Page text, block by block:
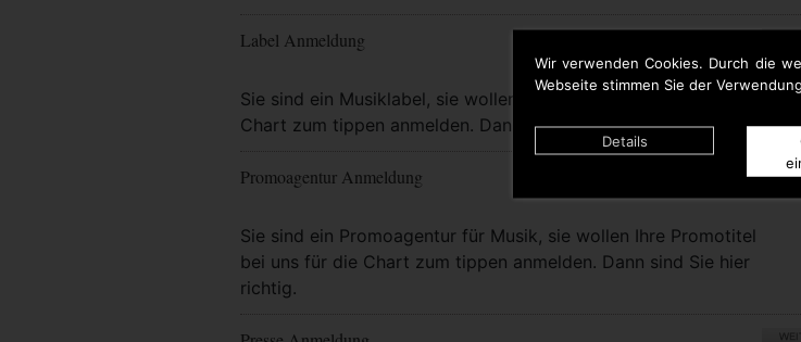
Wir verwenden Cookies. Durch die
Webseite stimmen Sie der
Details
Label Anmeldung
Sie sind ein Musiklabel, sie wollen bei uns eigene Titel für die
Chart zum tippen anmelden. Dann sind Sie hier richtig.
Mehr Info
Promoagentur Anmeldung
Sie sind ein Promoagentur für Musik, sie wollen Ihre Promotitel
bei uns für die Chart zum tippen anmelden. Dann sind Sie hier
richtig.
Mehr Info